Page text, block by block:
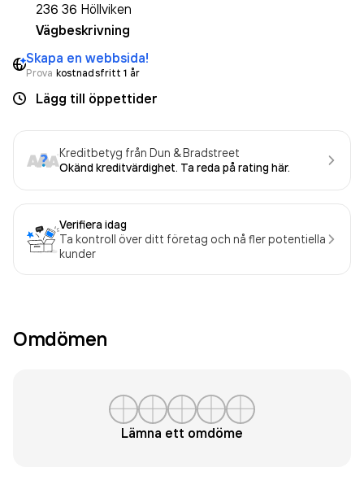
236 36 Höllviken
Vägbeskrivning
Skapa en webbsida!
Prova kostnadsfritt 1 år
Lägg till öppettider
Kreditbetyg från Dun & Bradstreet
Okänd kreditvärdighet. Ta reda på rating här.
Verifiera idag
Ta kontroll över ditt företag och nå fler potentiella
kunder
Omdömen
Lämna ett omdöme